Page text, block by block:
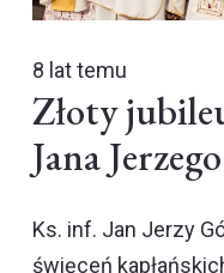
8 lat temu
Złoty
Jana
Ks. inf. Jan Jerzy
święceń